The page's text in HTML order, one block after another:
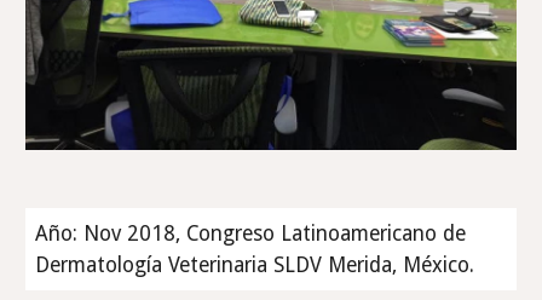
Año: Nov 2018, Congreso Latinoamericano de
Dermatología Veterinaria SLDV Merida, México.